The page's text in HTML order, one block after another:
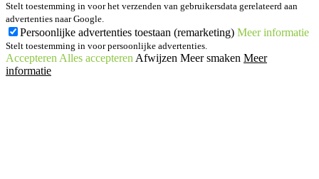
Stelt toestemming in voor het verzenden van gebruikersdata gerelateerd aan
advertenties naar Google.
Persoonlijke advertenties toestaan (remarketing) Meer informatie
Stelt toestemming in voor persoonlijke advertenties.
Accepteren Alles accepteren Afwijzen Meer smaken Meer
informatie